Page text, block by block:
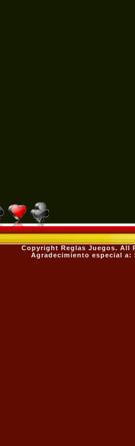
Copyright Reglas Juegos. All
Agradecimiento especial a: